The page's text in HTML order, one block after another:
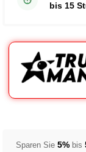
bis 15
Sparen Sie5% bis